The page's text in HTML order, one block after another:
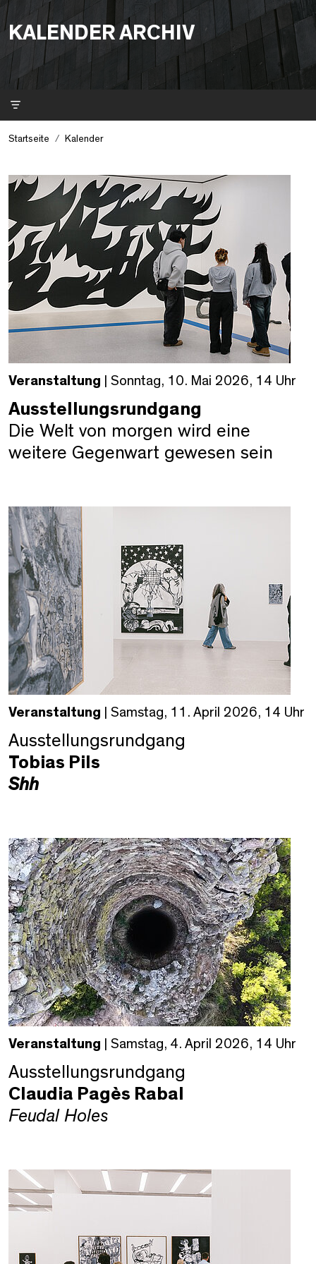
KALENDER ARCHIV
Startseite Kalender
Veranstaltung | Sonntag, 10. Mai 2026, 14 Uhr
Ausstellungsrundgang
Die Welt von morgen wird eine
weitere Gegenwart gewesen sein
Veranstaltung | Samstag, 11. April 2026, 14 Uhr
Ausstellungsrundgang
Tobias Pils
Shh
Veranstaltung | Samstag, 4. April 2026, 14 Uhr
Ausstellungsrundgang
Claudia Pagès Rabal
Feudal Holes